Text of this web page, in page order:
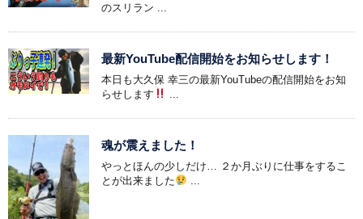
のスリラン ...
最新YouTube配信開始をお知らせします！
本日も大久保 幸三の最新YouTubeの配信開始をお知
らせします
魂が震えました！
やっとほんの少しだけ… ２か月ぶりに仕事をするこ
とが出来ました